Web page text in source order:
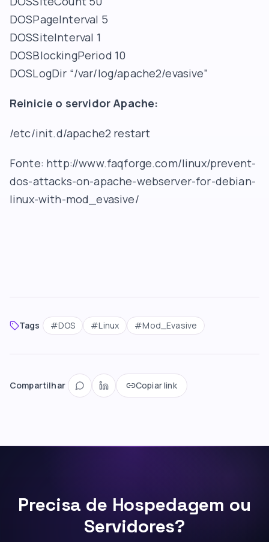
DOSPageInterval 5
DOSSiteInterval 1
DOSBlockingPeriod 10
DOSLogDir “/var/log/apache2/evasive”
Reinicie o servidor Apache:
/etc/init.d/apache2 restart
Fonte: http://www.faqforge.com/linux/prevent-
dos-attacks-on-apache-webserver-for-debian-
linux-with-mod_evasive/
Tags #DOS #Linux #Mod_Evasive
Compartilhar Copiar link
Precisa de Hospedagem ou
Servidores?